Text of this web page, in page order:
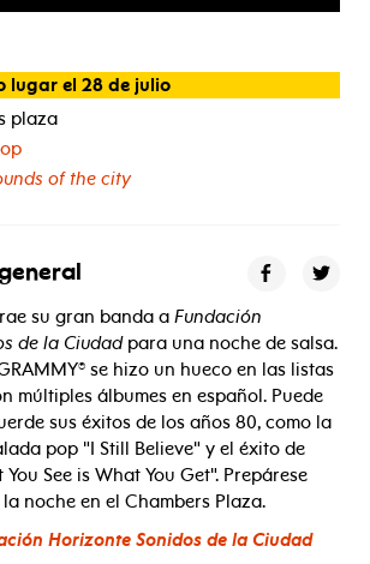
lugar el 28 de julio
plaza
of the city
su gran banda a Fundación
de la Ciudadpara una noche de salsa.
se hizo un hueco en las listas
múltiples álbumes en español. Puede
sus éxitos de los años 80, como la
pop "I Still Believe" y el éxito de
See is What You Get". Prepárese
noche en el Chambers Plaza.
Horizonte Sonidos de la Ciudad